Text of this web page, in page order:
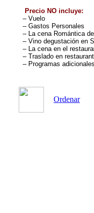
Precio NO incluye:
– Vuelo
– Gastos Personales
– La cena Romántica
– Vino degustación en
– La cena en el
– Traslado en
– Programas adicionales
Ordenar